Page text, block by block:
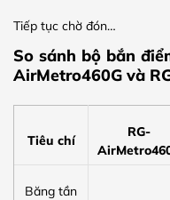
Tiếp tục chờ đón…
So sánh bộ bắn
AirMetro460G và
Tiêu chí
RG-
Băng tần